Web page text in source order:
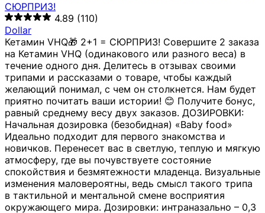
СЮРПРИЗ!
4.89 (110)
Dollar
Кетамин VHQ🎁 2+1 = СЮРПРИЗ! Совершите 2 заказа
на Кетамин VHQ (одинакового или разного веса) в
течение одного дня. Делитесь в отзывах своими
трипами и рассказами о товаре, чтобы каждый
желающий понимал, с чем он столкнется. Нам будет
приятно почитать ваши истории! 😊 Получите бонус,
равный среднему весу двух заказов. ДОЗИРОВКИ:
Начальная дозировка (безобидная) «Baby food»
Идеально подходит для первого знакомства и
новичков. Перенесет вас в светлую, теплую и мягкую
атмосферу, где вы почувствуете состояние
спокойствия и безмятежности младенца. Визуальные
изменения маловероятны, ведь смысл такого трипа
в тактильной и ментальной смене восприятия
окружающего мира. Дозировки: интраназально – 0,3